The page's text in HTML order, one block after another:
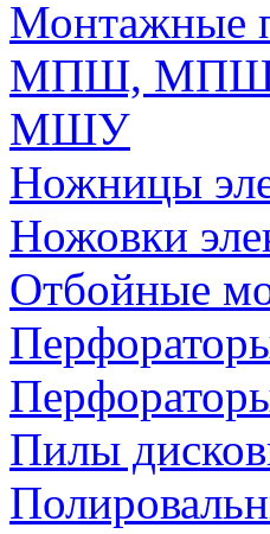
Монтажные
МПШ,
МШУ
Ножницы
Ножовки
Отбойные
Пилы